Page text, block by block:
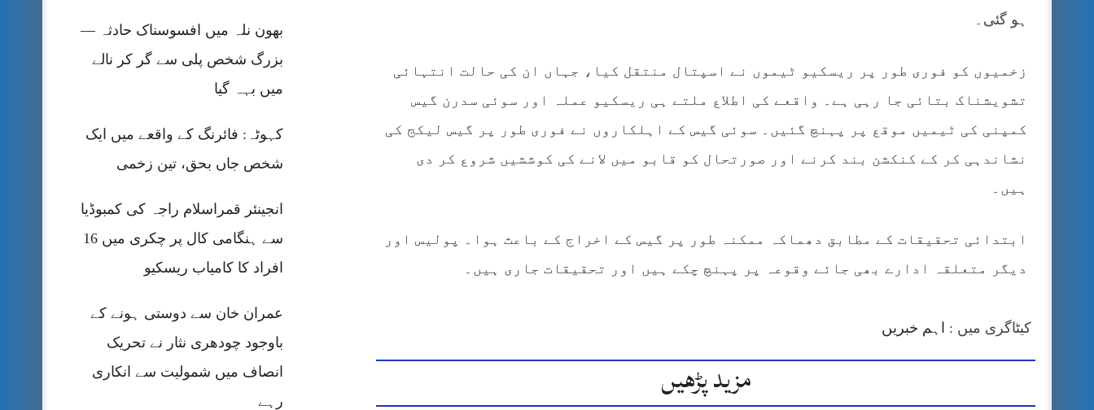
بھون نلہ میں افسوسناک حادثہ —
بزرگ شخص پلی سے گر کر نالے
میں بہہ گیا
کہوٹہ: فائرنگ کے واقعے میں ایک
شخص جاں بحق، تین زخمی
انجینئر قمراسلام راجہ کی کمبوڈیا
سے ہنگامی کال پر چکری میں 16
افراد کا کامیاب ریسکیو
عمران خان سے دوستی ہونے کے
باوجود چودھری نثار نے تحریک
انصاف میں شمولیت سے انکاری
رہے
ہو گئی۔
زخمیوں کو فوری طور پر ریسکیو ٹیموں نے اسپتال منتقل کیا، جہاں ان کی حالت انتہائی
تشویشناک بتائی جا رہی ہے۔ واقعے کی اطلاع ملتے ہی ریسکیو عملہ اور سوئی سدرن گیس
کمپنی کی ٹیمیں موقع پر پہنچ گئیں۔ سوئی گیس کے اہلکاروں نے فوری طور پر گیس لیکج کی
نشاندہی کر کے کنکشن بند کرنے اور صورتحال کو قابو میں لانے کی کوششیں شروع کر دی
ہیں۔
ابتدائی تحقیقات کے مطابق دھماکہ ممکنہ طور پر گیس کے اخراج کے باعث ہوا۔ پولیس اور
دیگر متعلقہ ادارے بھی جائے وقوعہ پر پہنچ چکے ہیں اور تحقیقات جاری ہیں۔
کیٹاگری میں : اہم خبریں
مزید پڑھیں